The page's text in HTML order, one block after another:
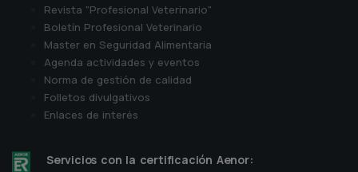
Revista "Profesional Veterinario"
Boletín Profesional Veterinario
Master en Seguridad Alimentaria
Agenda actividades y eventos
Norma de gestión de calidad
Folletos divulgativos
Enlaces de interés
Servicios con la certificación Aenor: